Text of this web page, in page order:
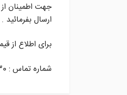
جهت اطمینان
ارسال بفرمائید .
برای اطلاع از
شماره تماس : 09124751330 – 02136919310